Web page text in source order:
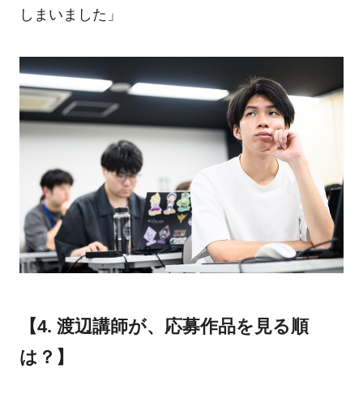
しまいました」
【4. 渡辺講師が、応募作品を見る順
は？】